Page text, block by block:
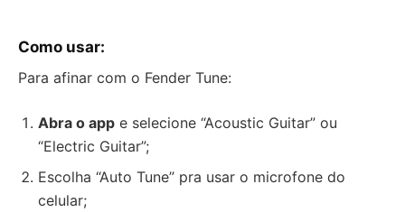
Como usar:
Para afinar com o Fender Tune:
Abra o app e selecione “Acoustic Guitar” ou
“Electric Guitar”;
Escolha “Auto Tune” pra usar o microfone do
celular;